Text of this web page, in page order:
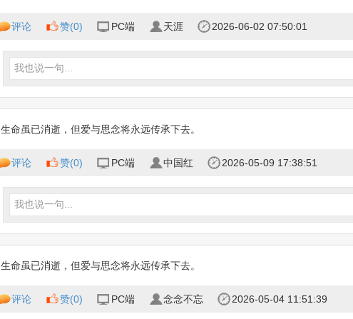
评论 赞(0) PC端 天涯 2026-06-02 07:50:01
我也说一句...
生命虽已消逝，但爱与思念将永远传承下去。
评论 赞(0) PC端 中国红 2026-05-09 17:38:51
我也说一句...
生命虽已消逝，但爱与思念将永远传承下去。
评论 赞(0) PC端 念念不忘 2026-05-04 11:51:39